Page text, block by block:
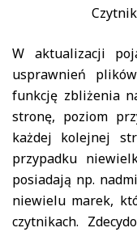
W aktualizacji
usprawnień
funkcję zbliżenia
stronę, poziom
każdej kolejnej
przypadku
posiadają np.
niewielu marek,
czytnikach.